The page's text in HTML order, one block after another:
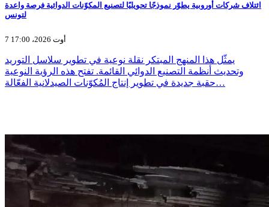
ائتلاف شركات أوروبية يطوّر نموذجًا تحويليًا لتصنيع المكوّنات الدوائية فرصة واعدة
لتونس
7 أوت 2026، 17:00
يمثّل هذا المنهج المبتكر نقلة نوعية في تطوير سلاسل التوريد
وتحديث أنظمة التصنيع الدوائي القائمة. تفتح هذه الرؤية النوعية
حقبة جديدة في تطوير إنتاج المُكوّنات الصيدلانية الفعّالة…